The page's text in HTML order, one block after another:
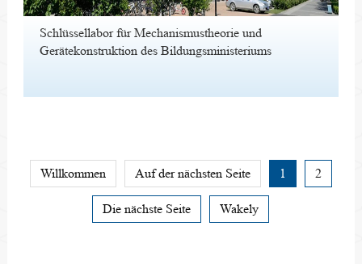
Schlüssellabor für Mechanismustheorie und
Gerätekonstruktion des Bildungsministeriums
Willkommen Auf der nächsten Seite 1 2
Die nächste Seite Wakely